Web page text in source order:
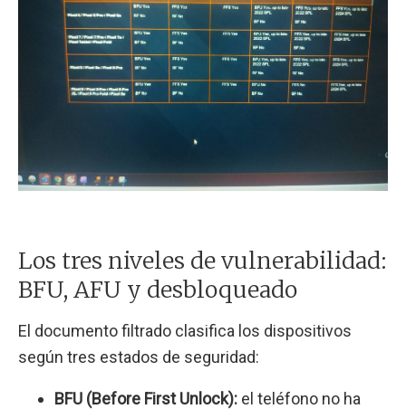
Los tres niveles de vulnerabilidad:
BFU, AFU y desbloqueado
El documento filtrado clasifica los dispositivos
según tres estados de seguridad:
BFU (Before First Unlock): el teléfono no ha